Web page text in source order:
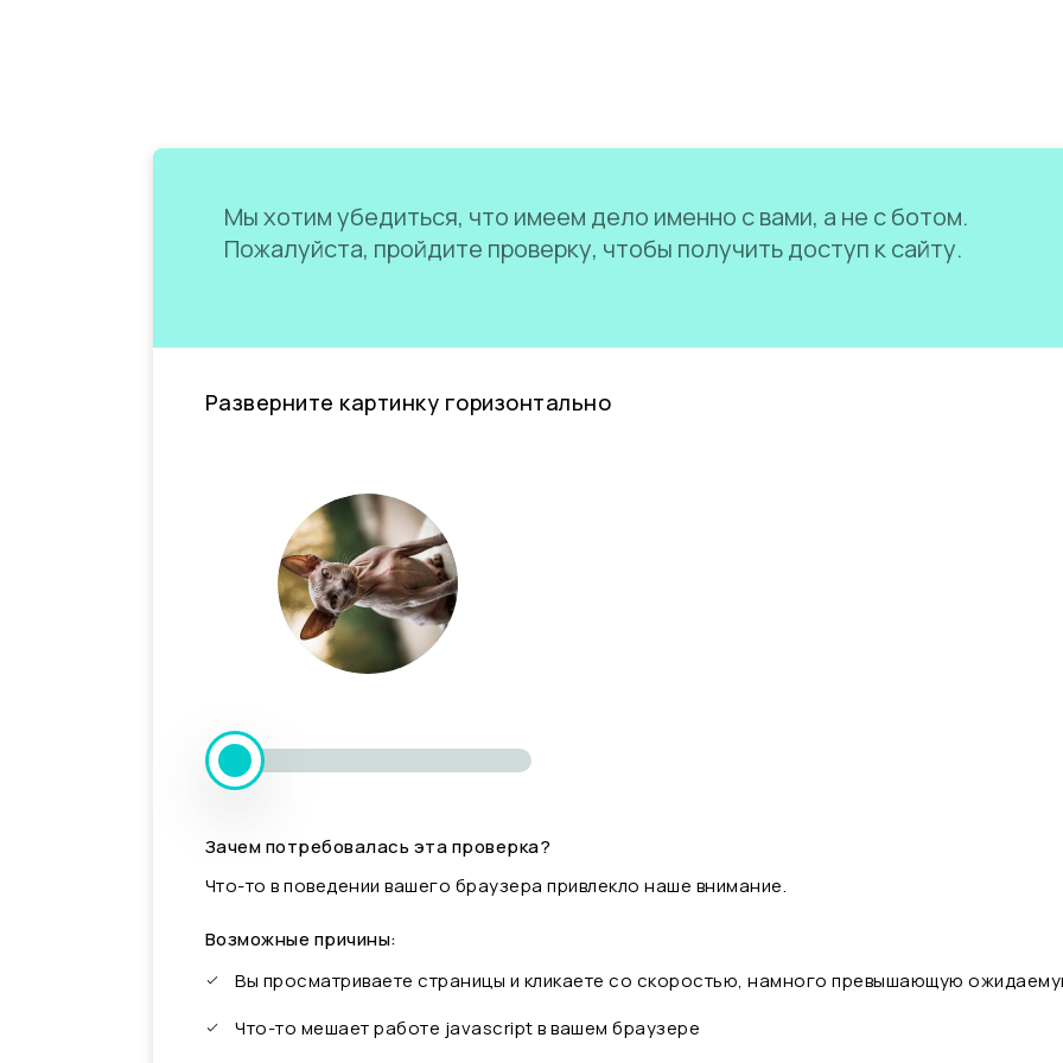
Мы хотим убедиться, что имеем дело именно с вами, а не с ботом.
Пожалуйста, пройдите проверку, чтобы получить доступ к сайту.
Разверните картинку горизонтально
Зачем потребовалась эта проверка?
Что-то в поведении вашего браузера привлекло наше внимание.
Возможные причины:
Вы просматриваете страницы и кликаете со скоростью, намного превышающую
Что-то мешает работе javascript в вашем браузере